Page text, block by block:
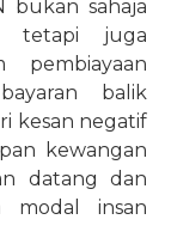
bukan sahaja
tetapi juga
pembiayaan
balik
kesan negatif
kewangan
datang dan
modal insan